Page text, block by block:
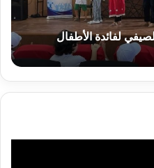
لفائدة الأطفال